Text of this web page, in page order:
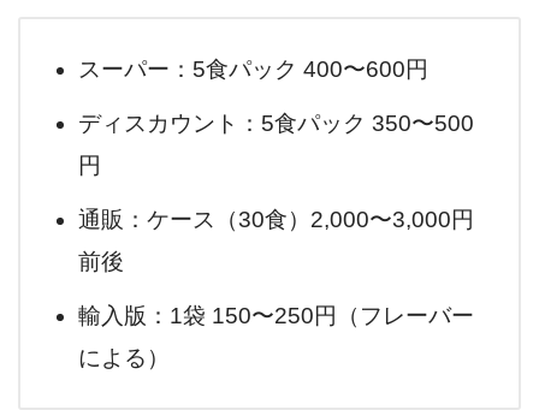
スーパー：5食パック 400〜600円
ディスカウント：5食パック 350〜500
円
通販：ケース（30食）2,000〜3,000円
前後
輸入版：1袋 150〜250円（フレーバー
による）